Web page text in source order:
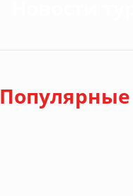
Популярные